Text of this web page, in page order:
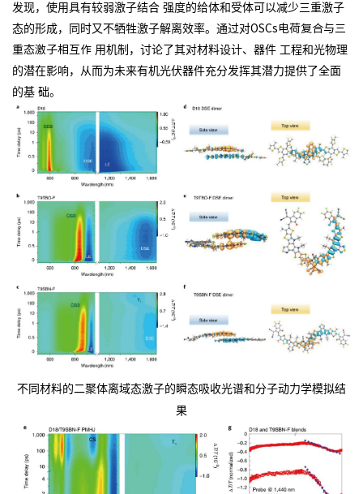
发现，使用具有较弱激子结合 强度的给体和受体可以减少三重激子
态的形成，同时又不牺牲激子解离效率。通过对OSCs电荷复合与三
重态激子相互作 用机制，讨论了其对材料设计、器件 工程和光物理
的潜在影响，从而为未来有机光伏器件充分发挥其潜力提供了全面
的基 础。
不同材料的二聚体离域态激子的瞬态吸收光谱和分子动力学模拟结
果